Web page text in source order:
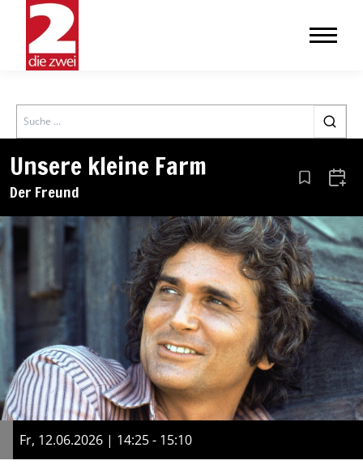
Search
Unsere kleine Farm
Der Freund Aus den
Fr, 12.06.2026 | 14:25 - 15:10